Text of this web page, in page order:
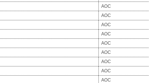
AOC
AOC
AOC
AOC
AOC
AOC
AOC
AOC
AOC